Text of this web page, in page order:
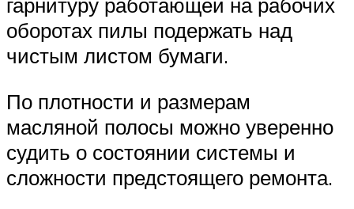
оборотах пилы подержать над
чистым листом бумаги.
По плотности и размерам
масляной полосы можно уверенно
судить о состоянии системы и
сложности предстоящего ремонта.